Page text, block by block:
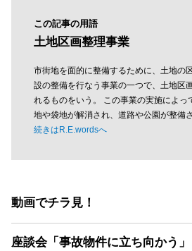
この記事の用語
土地区画整理事業
市街地を面的に整備するために、土地の
設の整備を行なう事業の一つで、土地区
れるものをいう。 この事業の実施によっ
地や袋地が解消され、道路や公園が整備
続きはR.E.wordsへ
動画でチラ見！
座談会「事故物件に立ち向かう」